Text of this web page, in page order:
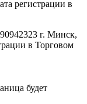
регистрации в
г. Минск,
в Торговом
будет